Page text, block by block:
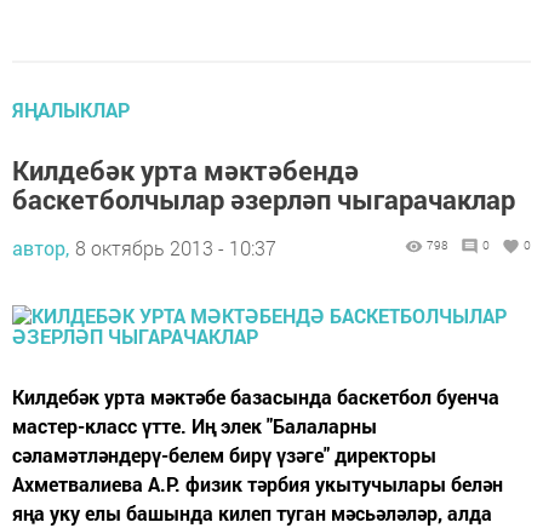
ЯҢАЛЫКЛАР
Килдебәк урта мәктәбендә
баскетболчылар әзерләп чыгарачаклар
автор, 8 октябрь 2013 - 10:37 798 0 0
Килдебәк урта мәктәбе базасында баскетбол буенча
мастер-класс үтте. Иң элек "Балаларны
сәламәтләндерү-белем бирү үзәге" директоры
Ахметвалиева А.Р. физик тәрбия укытучылары белән
яңа уку елы башында килеп туган мәсьәләләр, алда